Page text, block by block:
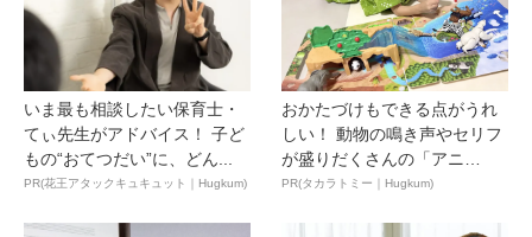
いま最も相談したい保育士・
てぃ先生がアドバイス！ 子ど
もの“おてつだい”に、どん...
PR(花王アタックキュキュット｜Hugkum)
おかたづけもできる点がうれ
しい！ 動物の鳴き声やセリフ
が盛りだくさんの「アニ
ア ...
PR(タカラトミー｜Hugkum)